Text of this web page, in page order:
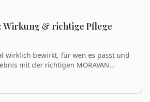
Wirkung & richtige Pflege
wirklich bewirkt, für wen es passt und
mit der richtigen MORAVAN
länger sichtbar hältst.